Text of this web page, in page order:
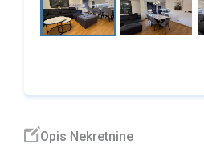
Opis Nekretnine